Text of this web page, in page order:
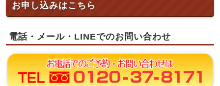
お申し込みはこちら
電話・メール・LINEでのお問い合わせ